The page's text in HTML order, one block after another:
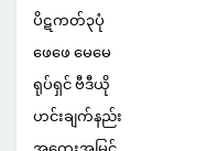
ပိဋကတ်၃ပုံ
ဖေဖေ မေမေ
ရုပ်ရှင် ဗီဒီယို
ဟင်းချက်နည်း